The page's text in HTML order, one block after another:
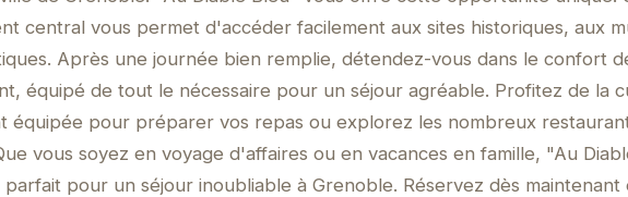
central vous permet d'accéder facilement aux sites historiques, aux
Après une journée bien remplie, détendez-vous dans le confort
équipé de tout le nécessaire pour un séjour agréable. Profitez de la
équipée pour préparer vos repas ou explorez les nombreux
vous soyez en voyage d'affaires ou en vacances en famille, "Au
pour un séjour inoubliable à Grenoble. Réservez dès maintenant